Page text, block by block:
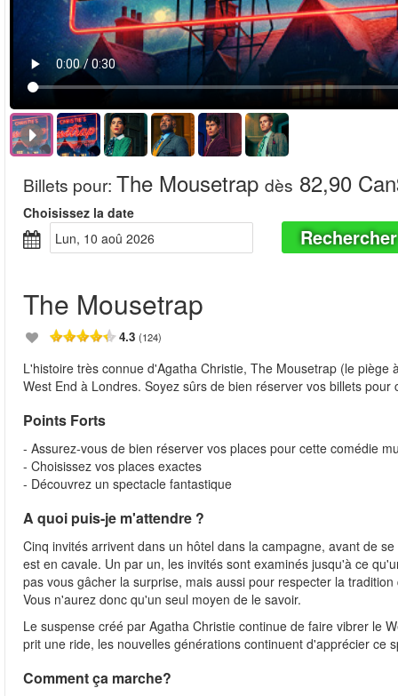
Billets pour: The Mousetrap dès 82,90
Choisissez la date
lun, 10 aoû 2026
Rechercher
The Mousetrap
4.3 (124)
L'histoire très connue d'Agatha Christie, The Mousetrap (le
West End à Londres. Soyez sûrs de bien réserver vos billets
Points Forts
- Assurez-vous de bien réserver vos places pour cette comédie
- Choisissez vos places exactes
- Découvrez un spectacle fantastique
A quoi puis-je m'attendre ?
Cinq invités arrivent dans un hôtel dans la campagne, avant de
est en cavale. Un par un, les invités sont examinés jusqu'à ce
pas vous gâcher la surprise, mais aussi pour respecter la
Vous n'aurez donc qu'un seul moyen de le savoir.
Le suspense créé par Agatha Christie continue de faire vibrer le
prit une ride, les nouvelles générations continuent d'apprécier ce
Comment ça marche?